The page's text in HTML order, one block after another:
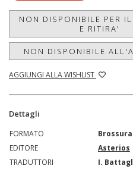
NON DISPONIBILE PER
E RITIRA'
NON DISPONIBILE
AGGIUNGI ALLA WISHLIST
Dettagli
FORMATO
Brossura
EDITORE
Asterios
TRADUTTORI
I.